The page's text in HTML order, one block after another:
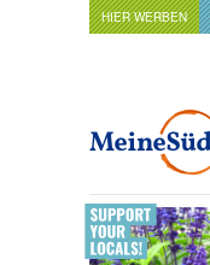
HIER WERBEN